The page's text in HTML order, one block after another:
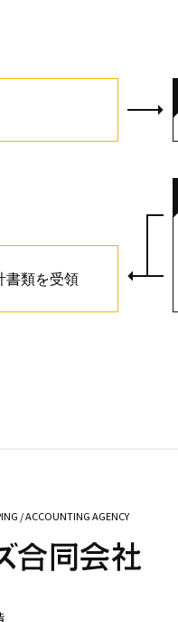
書類を受領
/ ACCOUNTING AGENCY